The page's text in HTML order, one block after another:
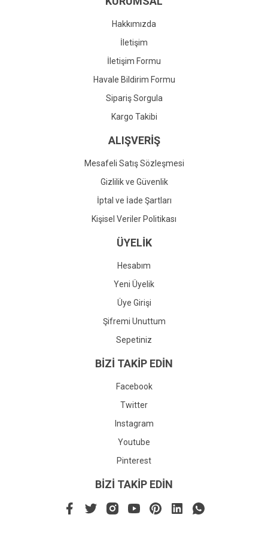
Gönder
Hakkımızda
İletişim
İletişim Formu
Havale Bildirim Formu
Sipariş Sorgula
Kargo Takibi
ALIŞVERİŞ
Mesafeli Satış Sözleşmesi
Gizlilik ve Güvenlik
İptal ve İade Şartları
Kişisel Veriler Politikası
ÜYELİK
Hesabım
Yeni Üyelik
Üye Girişi
Şifremi Unuttum
Sepetiniz
BİZİ TAKİP EDİN
Facebook
Twitter
Instagram
Youtube
Pinterest
BİZİ TAKİP EDİN